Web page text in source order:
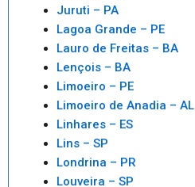
Juruti – PA
Lagoa Grande – PE
Lauro de Freitas – BA
Lençois – BA
Limoeiro – PE
Limoeiro de Anadia – AL
Linhares – ES
Lins – SP
Londrina – PR
Louveira – SP